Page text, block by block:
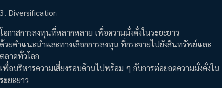
3. Diversification
โอกาสการลงทุนที่หลากหลาย เพื่อความมั่งคั่งในระยะยาว
ด้วยคำแนะนำและทางเลือกการลงทุน ที่กระจายไปยังสินทรัพย์และ
ตลาดทั่วโลก
เพื่อบริหารความเสี่ยงรอบด้านไปพร้อม ๆ กับการต่อยอดความมั่งคั่งใน
ระยะยาว